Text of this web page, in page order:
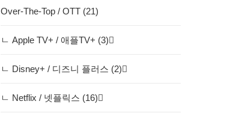
Over-The-Top / OTT (21)
ㄴ Apple TV+ / 애플TV+ (3)
ㄴ Disney+ / 디즈니 플러스 (2)
ㄴ Netflix / 넷플릭스 (16)